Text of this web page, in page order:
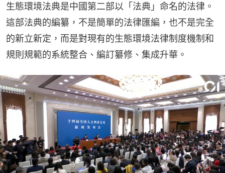
生態環境法典是中國第二部以「法典」命名的法律。
這部法典的編纂，不是簡單的法律匯編，也不是完全
的新立新定，而是對現有的生態環境法律制度機制和
規則規範的系統整合、編訂纂修、集成升華。